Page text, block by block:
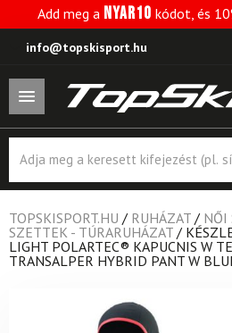
Add meg a NYAR10 kódot, és
info@topskisport.hu
search
TOPSKISPORT.HU / RUHÁZAT / NŐI
SZETTEK - TÚRARUHÁZAT /
LIGHT POLARTEC® KAPUCNIS W
TRANSALPER HYBRID PANT W